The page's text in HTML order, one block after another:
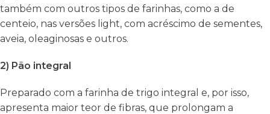
também com outros tipos de farinhas, como a de
centeio, nas versões light, com acréscimo de sementes,
aveia, oleaginosas e outros.
2) Pão integral
Preparado com a farinha de trigo integral e, por isso,
apresenta maior teor de fibras, que prolongam a